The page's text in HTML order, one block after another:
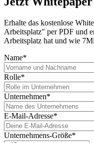
Erhalte das kostenlose
Arbeitsplatz" per PDF und
Arbeitsplatz hat und wie
Name*
Rolle*
Unternehmen*
E-Mail-Adresse*
Unternehmens-Größe*